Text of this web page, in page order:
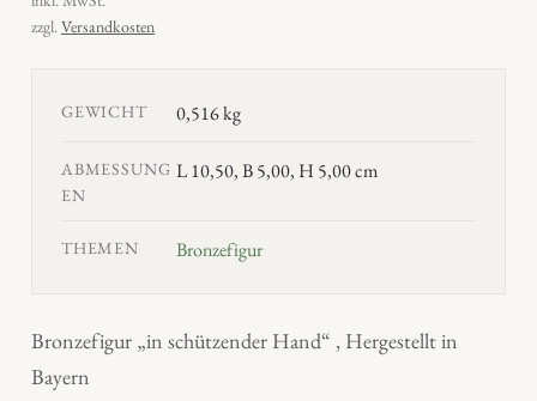
zzgl.Versandkosten
GEWICHT 0,516 kg
ABMESSUNG
EN
L 10,50, B 5,00, H 5,00 cm
THEMEN Bronzefigur
Bronzefigur „in schützender Hand“ , Hergestellt in
Bayern